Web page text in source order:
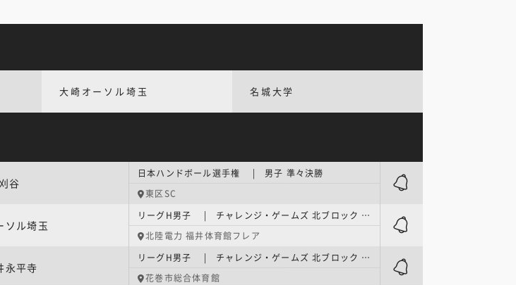
大崎オーソル埼玉 名城大学
谷
日本ハンドボール選手権 | 男子 準々決勝
東区SC
ソル埼玉
リーグH男子 | チャレンジ・ゲームズ 北ブロック 第4節
北陸電力 福井体育館フレア
永平寺
リーグH男子 | チャレンジ・ゲームズ 北ブロック 第5節
花巻市総合体育館